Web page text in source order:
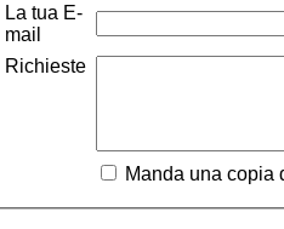
La tua E-
mail
Richieste
Manda una copia